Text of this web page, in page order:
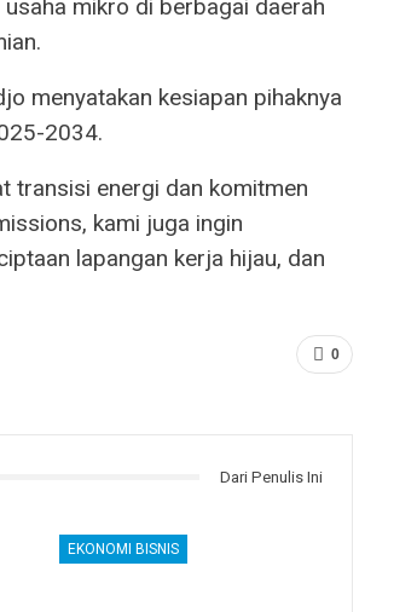
mikro di berbagai daerah
menyatakan kesiapan pihaknya
2034.
transisi energi dan komitmen
kami juga ingin
lapangan kerja hijau, dan
0
Dari Penulis Ini
EKONOMI BISNIS